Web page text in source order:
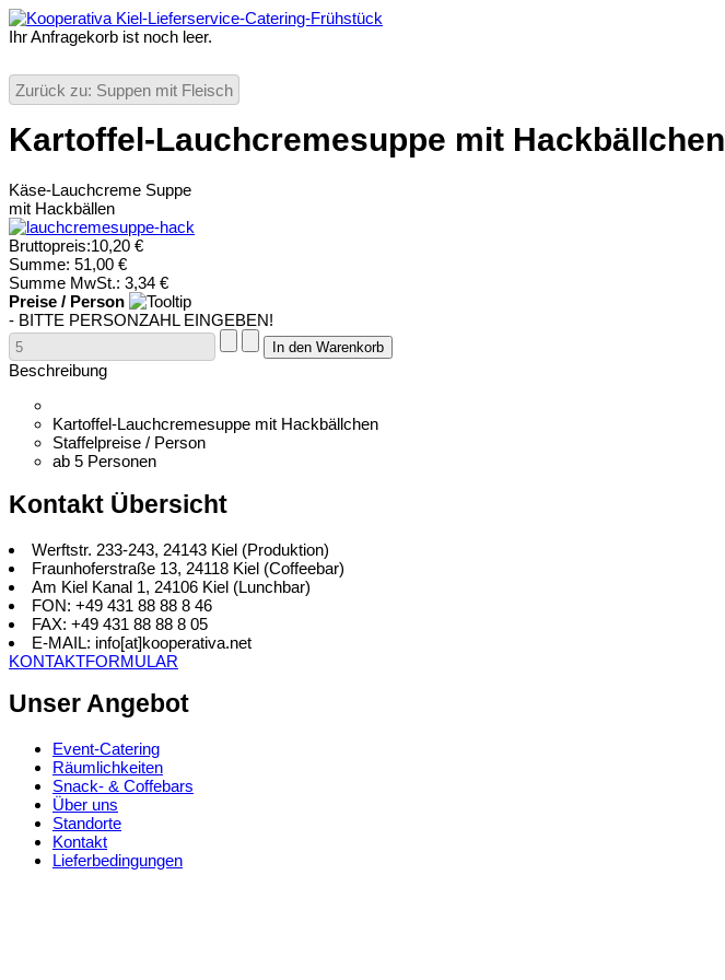
Ihr Anfragekorb ist noch leer.
STARTSEITESPEISENGETRÄNKE
Zurück zu: Suppen mit Fleisch
Kartoffel-Lauchcremesuppe mit Hackbällchen
Käse-Lauchcreme Suppe
mit Hackbällen
Bruttopreis:10,20 €
Summe: 51,00 €
Summe MwSt.: 3,34 €
Preise / Person
- BITTE PERSONZAHL EINGEBEN!
Beschreibung
Kartoffel-Lauchcremesuppe mit Hackbällchen
Staffelpreise / Person
ab 5 Personen
Kontakt Übersicht
Werftstr. 233-243, 24143 Kiel (Produktion)
Fraunhoferstraße 13, 24118 Kiel (Coffeebar)
Am Kiel Kanal 1, 24106 Kiel (Lunchbar)
FON: +49 431 88 88 8 46
FAX: +49 431 88 88 8 05
E-MAIL: info[at]kooperativa.net
KONTAKTFORMULAR
Unser Angebot
Event-Catering
Räumlichkeiten
Snack- & Coffebars
Über uns
Standorte
Kontakt
Lieferbedingungen